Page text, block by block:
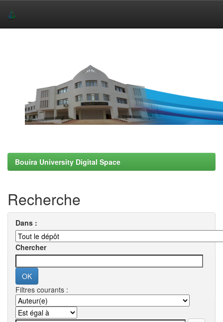
Bouira University Digital Space
Recherche
Dans :
Chercher
Filtres courants :